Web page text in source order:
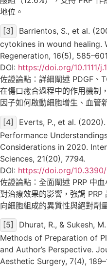
地位。
[3]
Barrientos, S., et al.
cytokines in wound healing.
Regeneration, 16(5),
DOI: https://doi.org/10.1111/
佐證論點：詳細闡述 PDGF、
在傷口癒合過程中的作用機制
因子如何啟動細胞增生、血管
[4]
Everts, P., et al.
Performance
Considerations in 2020.
Sciences, 21(20), 7794.
DOI: https://doi.org/
佐證論點：全面闡述 PRP 中
對治療效果的影響，強調
向細胞組成的異質性與絕對劑
[5]
Dhurat, R., & Sukesh,
Methods of Preparation of
and Author’s Perspective.
Aesthetic Surgery, 7(4),